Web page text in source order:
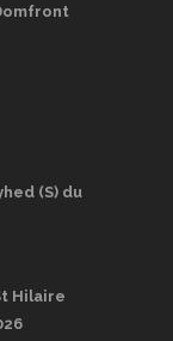
(S) du
Hilaire